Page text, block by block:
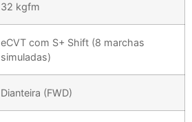
32 kgfm
eCVT com S+ Shift (8 marchas
simuladas)
Dianteira (FWD)